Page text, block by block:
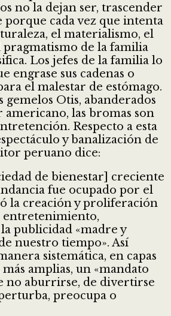
no la dejan ser, trascender
cada vez que intenta
el materialismo, el
pragmatismo de la familia
Los jefes de la familia lo
engrase sus cadenas o
el malestar de estómago.
gemelos Otis, abanderados
las bromas son
Respecto a esta
y banalización de
peruano dice:
de bienestar] creciente
fue ocupado por el
la creación y proliferación
entretenimiento,
publicidad «madre y
nuestro tiempo». Así
sistemática, en capas
más amplias, un «mandato
no aburrirse, de divertirse
preocupa o